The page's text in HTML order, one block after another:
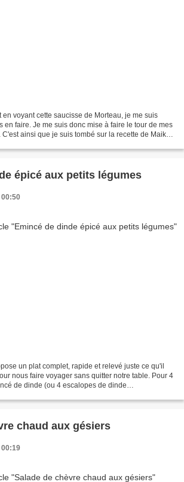
en voyant cette saucisse de Morteau, je me suis
en faire. Je me suis donc mise à faire le tour de mes
ainsi que je suis tombé sur la recette de Maike
épicé aux petits légumes
00:50
un plat complet, rapide et relevé juste ce qu'il
nous faire voyager sans quitter notre table. Pour 4
de dinde (ou 4 escalopes de dinde
chaud aux gésiers
00:19